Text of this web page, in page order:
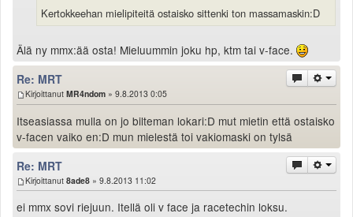
Kertokkeehan mielipiteitä ostaisko sittenki ton massamaskin:D
Älä ny mmx:ää osta! Mieluummin joku hp, ktm tai v-face.
Re: MRT
Kirjoittanut MR4ndom » 9.8.2013 0:05
Itseasiassa mulla on jo bilteman lokari:D mut mietin että ostaisko
v-facen vaiko en:D mun mielestä toi vakiomaski on tylsä
Re: MRT
Kirjoittanut 8ade8 » 9.8.2013 11:02
ei mmx sovi riejuun. Itellä oli v face ja racetechin loksu.